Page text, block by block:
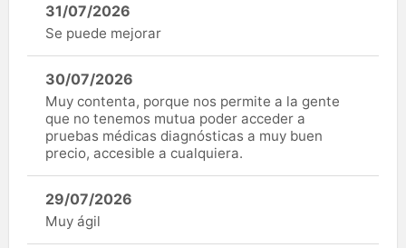
31/07/2026
Se puede mejorar
30/07/2026
Muy contenta, porque nos permite a la gente
que no tenemos mutua poder acceder a
pruebas médicas diagnósticas a muy buen
precio, accesible a cualquiera.
29/07/2026
Muy ágil